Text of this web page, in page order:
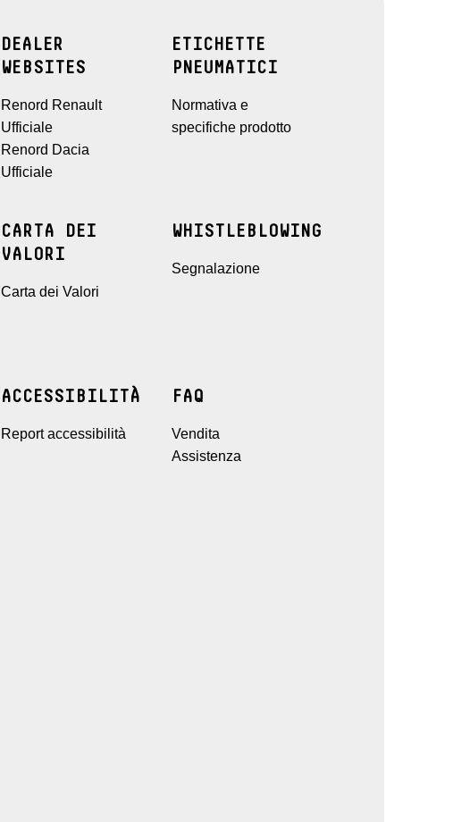
DEALER
WEBSITES
Renord Renault
Ufficiale
Renord Dacia
Ufficiale
ETICHETTE
PNEUMATICI
Normativa e
specifiche prodotto
CARTA DEI
VALORI
Carta dei Valori
WHISTLEBLOWING
Segnalazione
ACCESSIBILITÀ
Report accessibilità
FAQ
Vendita
Assistenza